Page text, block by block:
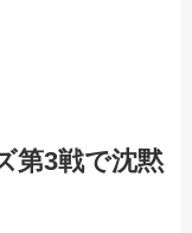
第3戦で沈黙